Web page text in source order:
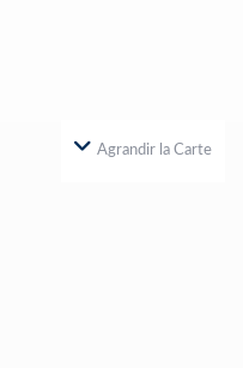
Agrandir la Carte